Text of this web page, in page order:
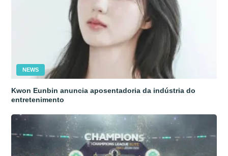
NEWS
Kwon Eunbin anuncia aposentadoria da indústria do
entretenimento